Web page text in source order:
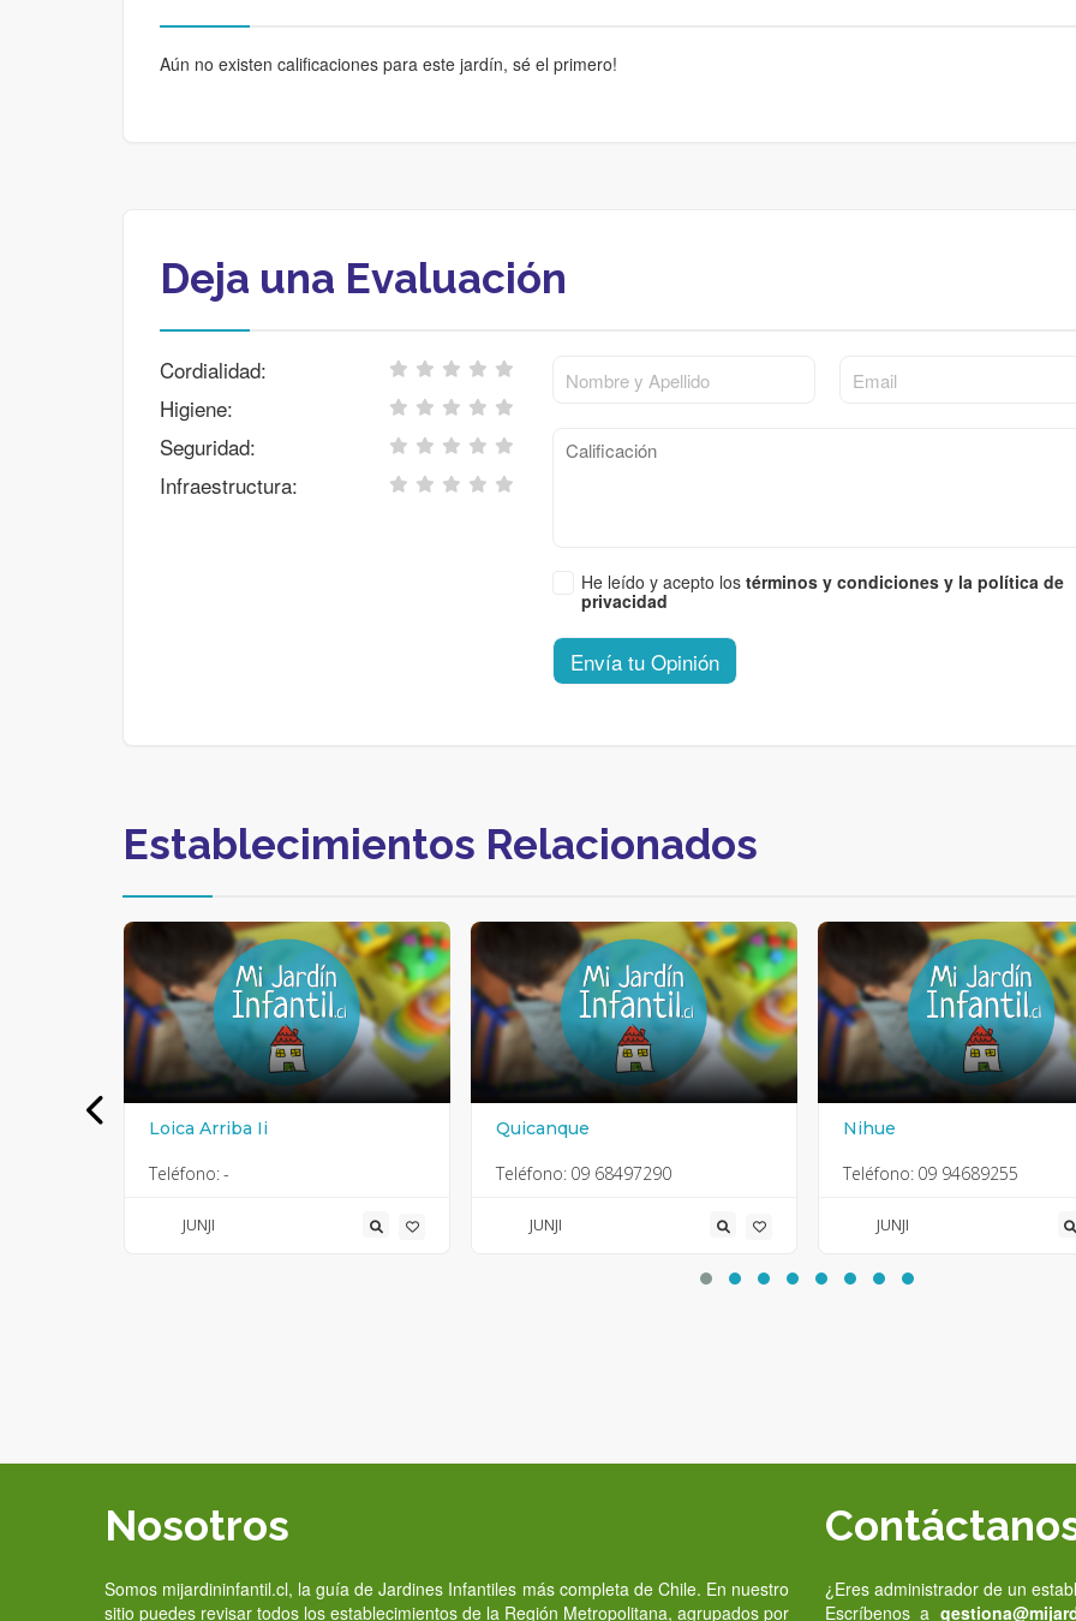
Aún no existen calificaciones para este jardín, sé el primero!
Deja una Evaluación
Cordialidad:
Higiene:
Seguridad:
Infraestructura:
He leído y acepto lostérminos y condiciones y la política de
privacidad
Envía tu Opinión
Establecimientos Relacionados
Loica Arriba Ii
Teléfono:-
JUNJI
Quicanque
Teléfono: 09 68497290
JUNJI
Nihue
Teléfono: 09 94689255
JUNJI
Nosotros
Somos mijardininfantil.cl, la guía de Jardines Infantiles más completa de Chile. En nuestro
sitio puedes revisar todos los establecimientos de la Región Metropolitana, agrupados por
¿Eres administrador de un
Escríbenos a